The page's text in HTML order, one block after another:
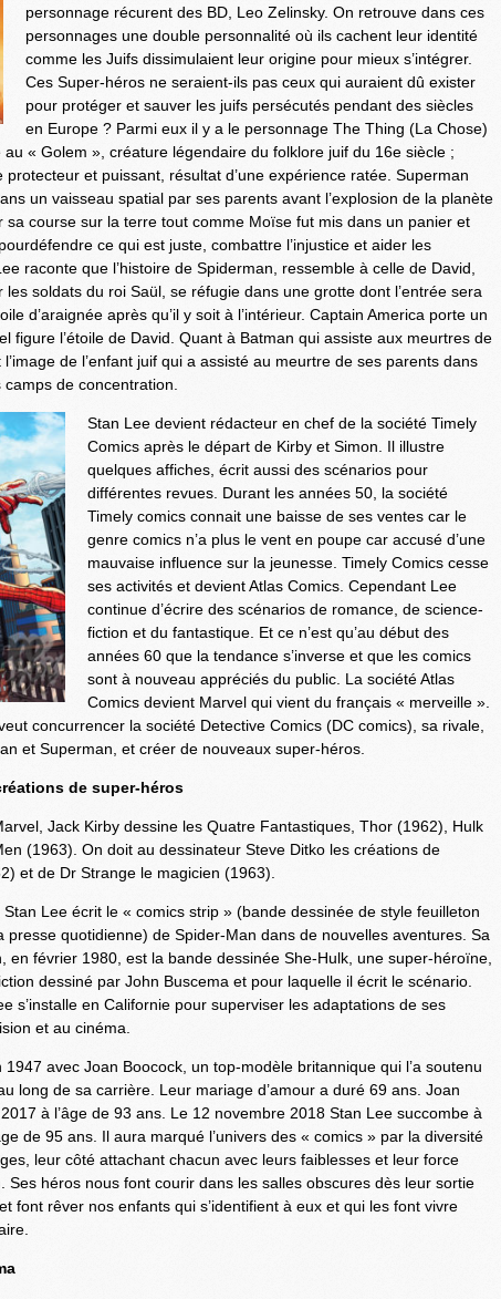
personnage récurent des BD, Leo Zelinsky. On retrouve dans ces
personnages une double personnalité où ils cachent leur identité
comme les Juifs dissimulaient leur origine pour mieux s’intégrer.
Ces Super-héros ne seraient-ils pas ceux qui auraient dû exister
pour protéger et sauver les juifs persécutés pendant des siècles
en Europe ? Parmi eux il y a le personnage The Thing (La Chose)
« Golem », créature légendaire du folklore juif du 16e siècle ;
protecteur et puissant, résultat d’une expérience ratée. Superman
un vaisseau spatial par ses parents avant l’explosion de la planète
sa course sur la terre tout comme Moïse fut mis dans un panier et
ce qui est juste, combattre l’injustice et aider les
raconte que l’histoire de Spiderman, ressemble à celle de David,
les soldats du roi Saül, se réfugie dans une grotte dont l’entrée sera
d’araignée après qu’il y soit à l’intérieur. Captain America porte un
figure l’étoile de David. Quant à Batman qui assiste aux meurtres de
l’image de l’enfant juif qui a assisté au meurtre de ses parents dans
camps de concentration.
Stan Lee devient rédacteur en chef de la société Timely
Comics après le départ de Kirby et Simon. Il illustre
quelques affiches, écrit aussi des scénarios pour
différentes revues. Durant les années 50, la société
Timely comics connait une baisse de ses ventes car le
genre comics n’a plus le vent en poupe car accusé d’une
mauvaise influence sur la jeunesse. Timely Comics cesse
ses activités et devient Atlas Comics. Cependant Lee
continue d’écrire des scénarios de romance, de science-
fiction et du fantastique. Et ce n’est qu’au début des
années 60 que la tendance s’inverse et que les comics
sont à nouveau appréciés du public. La société Atlas
Comics devient Marvel qui vient du français « merveille ».
concurrencer la société Detective Comics (DC comics), sa rivale,
et Superman, et créer de nouveaux super-héros.
de super-héros
Jack Kirby dessine les Quatre Fantastiques, Thor (1962), Hulk
(1963). On doit au dessinateur Steve Ditko les créations de
et de Dr Strange le magicien (1963).
Lee écrit le « comics strip » (bande dessinée de style feuilleton
presse quotidienne) de Spider-Man dans de nouvelles aventures. Sa
en février 1980, est la bande dessinée She-Hulk, une super-héroïne,
dessiné par John Buscema et pour laquelle il écrit le scénario.
s’installe en Californie pour superviser les adaptations de ses
et au cinéma.
1947 avec Joan Boocock, un top-modèle britannique qui l’a soutenu
long de sa carrière. Leur mariage d’amour a duré 69 ans. Joan
à l’âge de 93 ans. Le 12 novembre 2018 Stan Lee succombe à
de 95 ans. Il aura marqué l’univers des « comics » par la diversité
leur côté attachant chacun avec leurs faiblesses et leur force
Ses héros nous font courir dans les salles obscures dès leur sortie
font rêver nos enfants qui s’identifient à eux et qui les font vivre